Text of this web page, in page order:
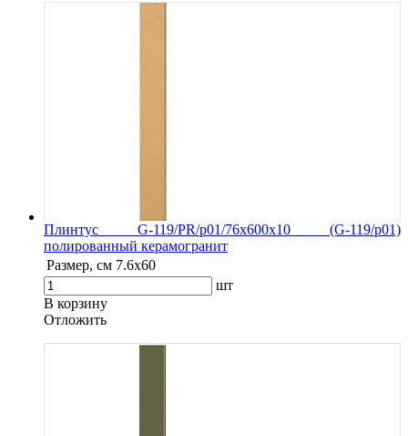
Плинтус G-119/PR/p01/76x600x10 (G-119/p01)
полированный керамогранит
Размер, см 7.6х60
шт
В корзину
Oтложить